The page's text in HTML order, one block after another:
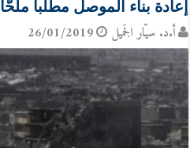
إعادة بناء الموصل مطلَباً ملحّاً
أ.د. سيّار الجَميل 26/01/2019